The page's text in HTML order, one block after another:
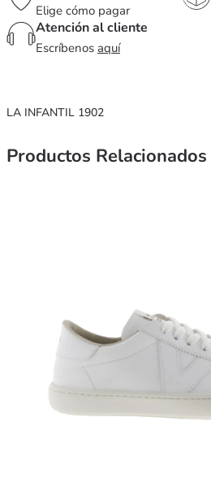
Elige cómo pagar
Atención al cliente
Escríbenos aquí
LA INFANTIL 1902
Productos Relacionados